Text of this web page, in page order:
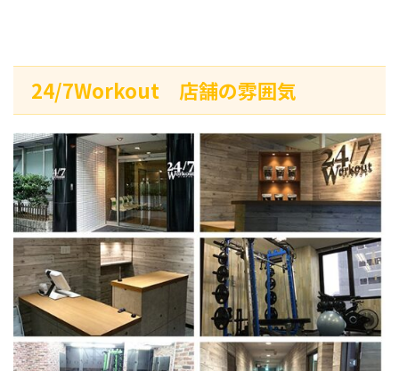
24/7Workout 店舗の雰囲気